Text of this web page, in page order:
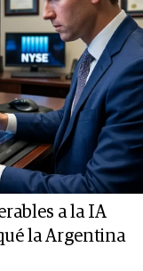
a la IA
la Argentina